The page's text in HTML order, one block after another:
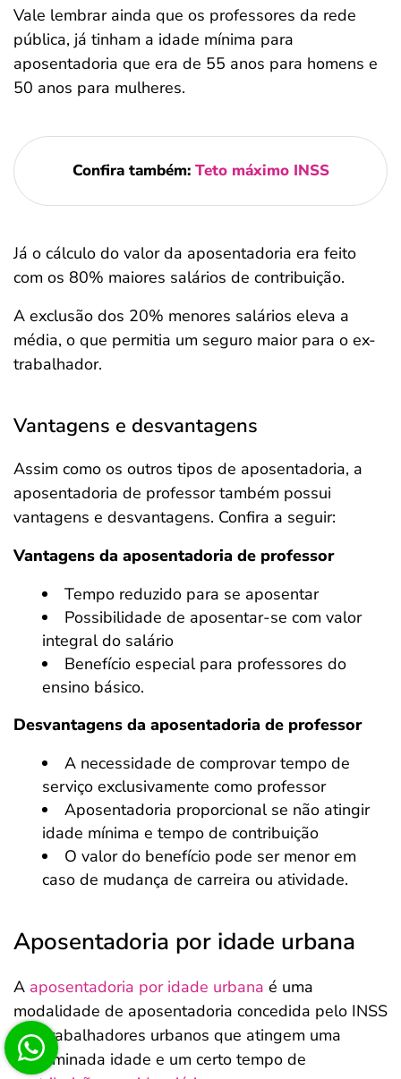
Vale lembrar ainda que os professores da rede
pública, já tinham a idade mínima para
aposentadoria que era de 55 anos para homens e
50 anos para mulheres.
Confira também: Teto máximo INSS
Já o cálculo do valor da aposentadoria era feito
com os 80% maiores salários de contribuição.
A exclusão dos 20% menores salários eleva a
média, o que permitia um seguro maior para o ex-
trabalhador.
Vantagens e desvantagens
Assim como os outros tipos de aposentadoria, a
aposentadoria de professor também possui
vantagens e desvantagens. Confira a seguir:
Vantagens da aposentadoria de professor
Tempo reduzido para se aposentar
Possibilidade de aposentar-se com valor
integral do salário
Benefício especial para professores do
ensino básico.
Desvantagens da aposentadoria de professor
A necessidade de comprovar tempo de
serviço exclusivamente como professor
Aposentadoria proporcional se não atingir
idade mínima e tempo de contribuição
O valor do benefício pode ser menor em
caso de mudança de carreira ou atividade.
Aposentadoria por idade urbana
A aposentadoria por idade urbana é uma
modalidade de aposentadoria concedida pelo INSS
aos trabalhadores urbanos que atingem uma
determinada idade e um certo tempo de